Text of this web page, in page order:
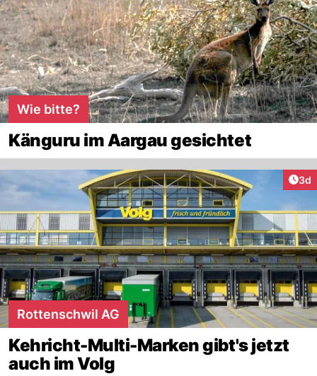
Wie bitte?
Känguru im Aargau gesichtet
3d
Rottenschwil AG
Kehricht-Multi-Marken gibt's jetzt
auch im Volg